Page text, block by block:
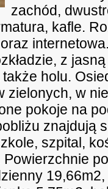
zachód,
kafle.
z
holu.
zielonych, w
pokoje na
znajdują
szpital,